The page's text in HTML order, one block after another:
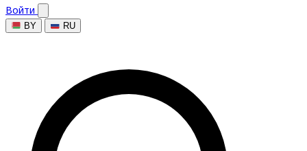
Войти
BY RU